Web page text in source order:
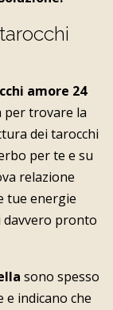
amore 24
trovare la
dei tarocchi
per te e su
relazione
tue energie
davvero pronto
sono spesso
indicano che